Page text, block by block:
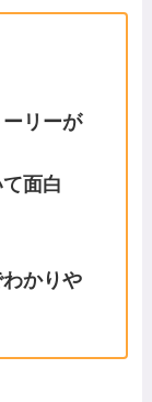
リーが
面白
かりや